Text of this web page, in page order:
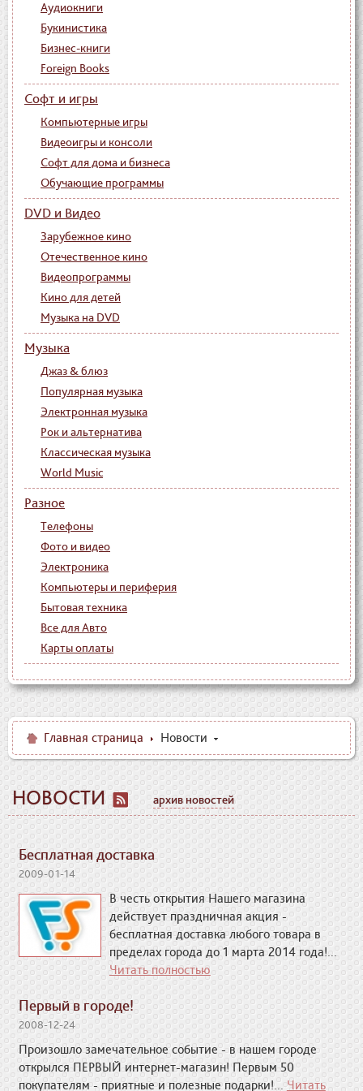
Аудиокниги
Букинистика
Бизнес-книги
Foreign Books
Софт и игры
Компьютерные игры
Видеоигры и консоли
Софт для дома и бизнеса
Обучающие программы
DVD и Видео
Зарубежное кино
Отечественное кино
Видеопрограммы
Кино для детей
Музыка на DVD
Музыка
Джаз & блюз
Популярная музыка
Электронная музыка
Рок и альтернатива
Классическая музыка
World Music
Разное
Телефоны
Фото и видео
Электроника
Компьютеры и периферия
Бытовая техника
Все для Авто
Карты оплаты
Главная страница Новости
НОВОСТИ архив новостей
Бесплатная доставка
2009-01-14
В честь открытия Нашего магазина
действует праздничная акция -
бесплатная доставка любого товара в
пределах города до 1 марта 2014 года!...
Читать полностью
Первый в городе!
2008-12-24
Произошло замечательное событие - в нашем городе
открылся ПЕРВЫЙ интернет-магазин! Первым 50
покупателям - приятные и полезные подарки!...Читать